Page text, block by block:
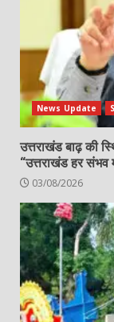
News Update
उत्तराखंड बाढ़ की
“उत्तराखंड हर संभव
03/08/2026